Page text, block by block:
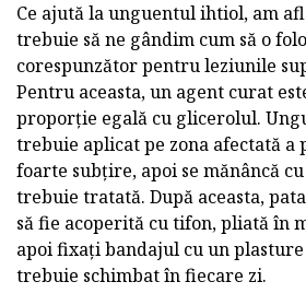
Ce ajută la unguentul ihtiol, am
trebuie să ne gândim cum să o
corespunzător pentru leziunile
Pentru aceasta, un agent curat
proporție egală cu glicerolul.
trebuie aplicat pe zona afectată a
foarte subțire, apoi se mănâncă
trebuie tratată. După aceasta,
să fie acoperită cu tifon, pliată în
apoi fixați bandajul cu un
trebuie schimbat în fiecare zi.